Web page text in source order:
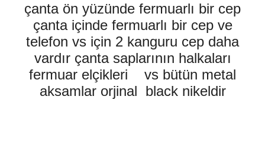
çanta ön yüzünde fermuarlı bir cep
çanta içinde fermuarlı bir cep ve
telefon vs için 2 kanguru cep daha
vardır çanta saplarının halkaları
fermuar elçikleri vs bütün metal
aksamlar orjinal black nikeldir